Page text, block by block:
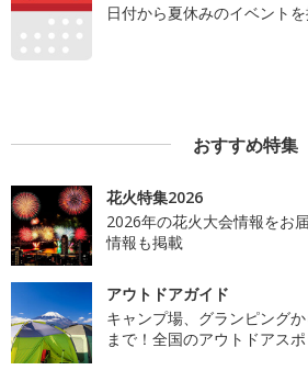
日付から夏休みのイベント
おすすめ特集
花火特集2026
2026年の花火大会情報をお
情報も掲載
アウトドアガイド
キャンプ場、グランピング
まで！全国のアウトドアス